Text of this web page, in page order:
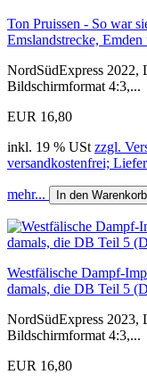
Ton Pruissen - So war
Emslandstrecke,
NordSüdExpress 2022,
Bildschirmformat 4:3,...
EUR 16,80
inkl. 19 % USt zzgl.
versandkostenfrei;
mehr... In den Warenkorb
Westfälische Dampf-
damals, die DB Teil 5
NordSüdExpress 2023,
Bildschirmformat 4:3,...
EUR 16,80